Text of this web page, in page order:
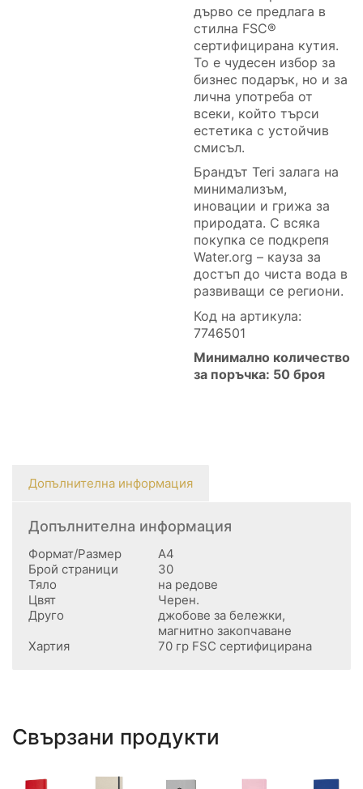
дърво се предлага в
стилна FSC®
сертифицирана кутия.
То е чудесен избор за
бизнес подарък, но и за
лична употреба от
всеки, който търси
естетика с устойчив
смисъл.
Брандът Teri залага на
минимализъм,
иновации и грижа за
природата. С всяка
покупка се подкрепя
Water.org – кауза за
достъп до чиста вода в
развиващи се региони.
Код на артикула:
7746501
Минимално количество
за поръчка: 50 броя
Допълнителна информация
Допълнителна информация
Формат/Размер
А4
Брой страници
30
Тяло
на редове
Цвят
Черен.
Друго
джобове за бележки,
магнитно закопчаване
Хартия
70 гр FSC сертифицирана
Свързани продукти